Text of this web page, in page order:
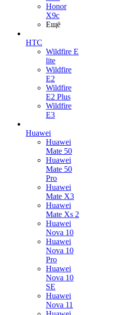
Honor
X9c
Ещё
HTC
Wildfire E
lite
Wildfire
E2
Wildfire
E2 Plus
Wildfire
E3
Huawei
Huawei
Mate 50
Huawei
Mate 50
Pro
Huawei
Mate X3
Huawei
Mate Xs 2
Huawei
Nova 10
Huawei
Nova 10
Pro
Huawei
Nova 10
SE
Huawei
Nova 11